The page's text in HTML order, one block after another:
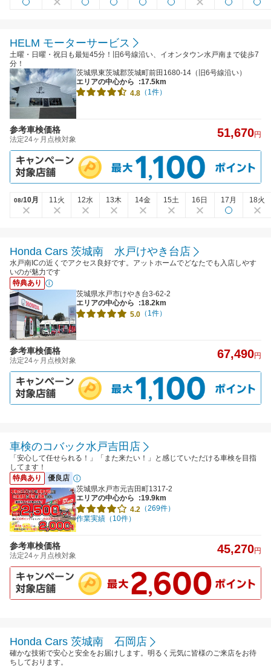
HELM モーターサービス
土曜・日曜・祝日も最短45分！旧6号線沿い、イオンタウン水戸南まで徒歩7
分！
茨城県東茨城郡茨城町前田1680-14（旧6号線沿い）
エリアの中心から
:17.5km
4.8 （1件）
参考車検価格
法定24ヶ月点検対象 51,670円
08/10月 11火 12水 13木 14金 15土 16日 17月 18火
Honda Cars 茨城南 水戸けやき台店
水戸南ICの近くでアクセス良好です。アットホームでどなたでも入店しやす
いのが魅力です
特典あり
茨城県水戸市けやき台3-62-2
エリアの中心から
:18.2km
5.0 （1件）
参考車検価格
法定24ヶ月点検対象 67,490円
車検のコバック水戸吉田店
「安心して任せられる！」「また来たい！」と感じていただける車検を目指
してます！
特典あり
優良店
茨城県水戸市元吉田町1317-2
エリアの中心から
:19.9km
4.2 （269件）
作業実績（10件）
参考車検価格
法定24ヶ月点検対象 45,270円
Honda Cars 茨城南 石岡店
確かな技術で安心と安全をお届けします。明るく元気に皆様のご来店をお待
ちしております。